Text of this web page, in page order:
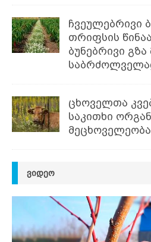
ჩვეულებრივი
თრიფსის
ბუნებრივი
ცხოველთა
საკითხი
ᲕᲘᲓᲔᲝ